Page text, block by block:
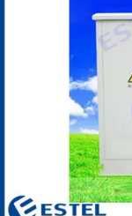
PRIVACY
POLICY